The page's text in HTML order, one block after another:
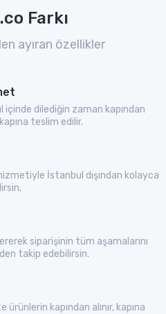
Farkı
ayıran özellikler
içinde dilediğin zaman kapından
teslim edilir.
İstanbul dışından kolayca
siparişinin tüm aşamalarını
takip edebilirsin.
kapından alınır, kapına